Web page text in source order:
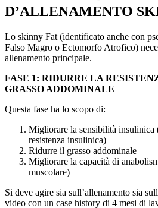
D’ALLENAMENTO
Lo skinny Fat (identificato anche con
Falso Magro o Ectomorfo Atrofico)
allenamento principale.
FASE 1: RIDURRE LA
GRASSO ADDOMINALE
Questa fase ha lo scopo di:
Migliorare la sensibilità insulinica
resistenza insulinica)
Ridurre il grasso addominale
Migliorare la capacità di
muscolare)
Si deve agire sia sull’allenamento sia
video con un case history di 4 mesi di